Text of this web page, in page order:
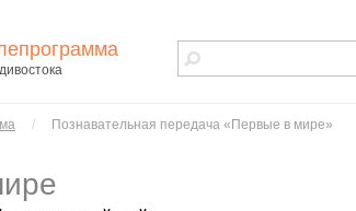
/ Познавательная передача «Первые в мире»